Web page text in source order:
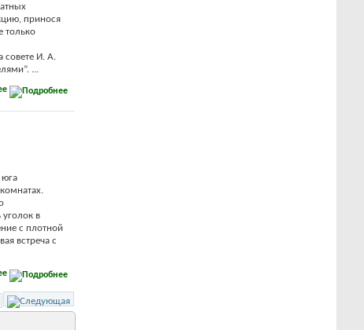
принося
только
И. А.
...
юга
уголок в
с плотной
встреча с